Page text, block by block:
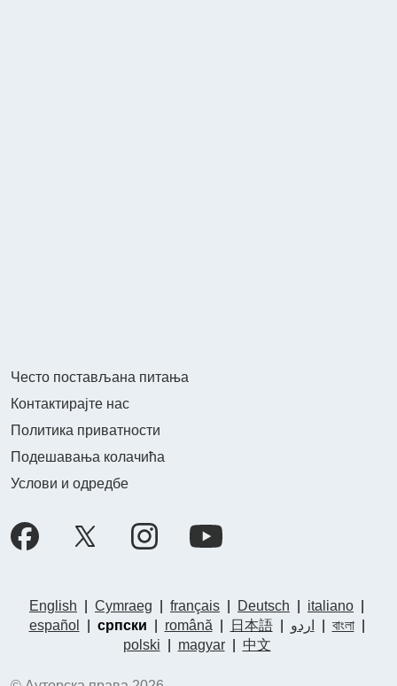
Често постављана питања
Контактирајте нас
Политика приватности
Подешавања колачића
Услови и одредбе
English Cymraeg français Deutsch italiano
español
српски română 日本語| اردو বাংলা|
polski
magyar| 中文